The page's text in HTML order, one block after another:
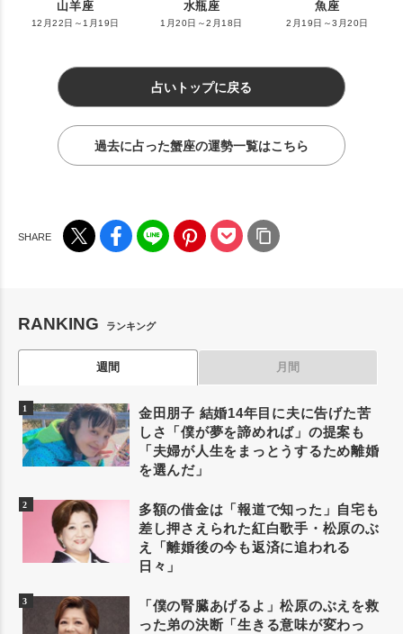
山羊座
12月22日～1月19日
水瓶座
1月20日～2月18日
魚座
2月19日～3月20日
占いトップに戻る
過去に占った蟹座の運勢一覧はこちら
RANKING ランキング
週間 月間
金田朋子 結婚14年目に夫に告げた苦
しさ「僕が夢を諦めれば」の提案も
「夫婦が人生をまっとうするため離婚
を選んだ」
多額の借金は「報道で知った」自宅も
差し押さえられた紅白歌手・松原のぶ
え「離婚後の今も返済に追われる
日々」
「僕の腎臓あげるよ」松原のぶえを救
った弟の決断「生きる意味が変わっ